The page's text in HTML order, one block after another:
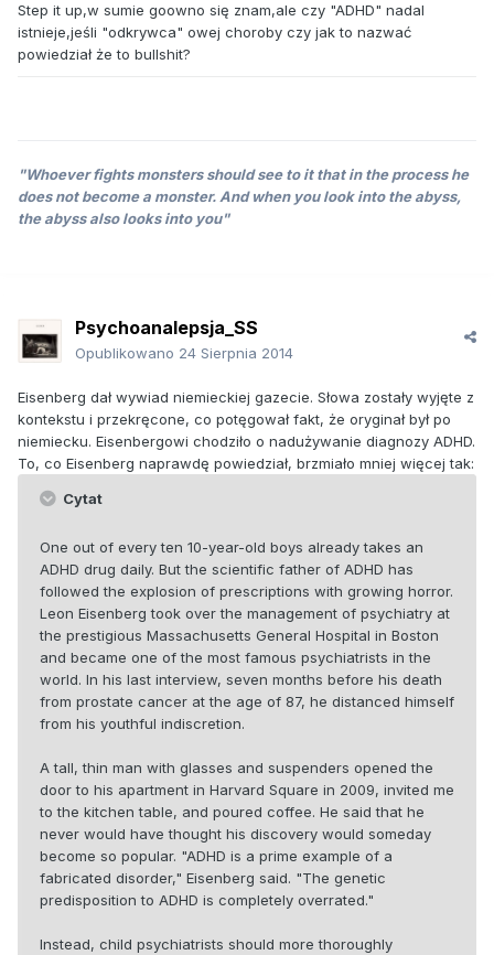
Step it up,w sumie goowno się znam,ale czy "ADHD" nadal
istnieje,jeśli "odkrywca" owej choroby czy jak to nazwać
powiedział że to bullshit?
"Whoever fights monsters should see to it that in the process he
does not become a monster. And when you look into the abyss,
the abyss also looks into you"
Psychoanalepsja_SS
Opublikowano 24 Sierpnia 2014
Eisenberg dał wywiad niemieckiej gazecie. Słowa zostały wyjęte z
kontekstu i przekręcone, co potęgował fakt, że oryginał był po
niemiecku. Eisenbergowi chodziło o nadużywanie diagnozy ADHD.
To, co Eisenberg naprawdę powiedział, brzmiało mniej więcej tak:
Cytat
One out of every ten 10-year-old boys already takes an
ADHD drug daily. But the scientific father of ADHD has
followed the explosion of prescriptions with growing horror.
Leon Eisenberg took over the management of psychiatry at
the prestigious Massachusetts General Hospital in Boston
and became one of the most famous psychiatrists in the
world. In his last interview, seven months before his death
from prostate cancer at the age of 87, he distanced himself
from his youthful indiscretion.
A tall, thin man with glasses and suspenders opened the
door to his apartment in Harvard Square in 2009, invited me
to the kitchen table, and poured coffee. He said that he
never would have thought his discovery would someday
become so popular. "ADHD is a prime example of a
fabricated disorder," Eisenberg said. "The genetic
predisposition to ADHD is completely overrated."
Instead, child psychiatrists should more thoroughly